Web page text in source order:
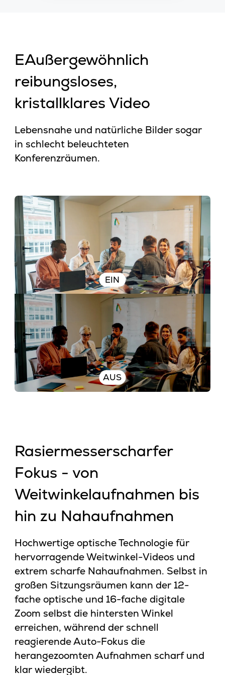
EAußergewöhnlich
reibungsloses,
kristallklares Video
Lebensnahe und natürliche Bilder sogar
in schlecht beleuchteten
Konferenzräumen.
EIN
AUS
Rasiermesserscharfer
Fokus - von
Weitwinkelaufnahmen bis
hin zu Nahaufnahmen
Hochwertige optische Technologie für
hervorragende Weitwinkel-Videos und
extrem scharfe Nahaufnahmen. Selbst in
großen Sitzungsräumen kann der 12-
fache optische und 16-fache digitale
Zoom selbst die hintersten Winkel
erreichen, während der schnell
reagierende Auto-Fokus die
herangezoomten Aufnahmen scharf und
klar wiedergibt.